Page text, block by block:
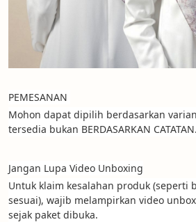
PEMESANAN
Mohon dapat dipilih berdasarkan
tersedia bukan BERDASARKAN CATATAN.
Jangan Lupa Video Unboxing
Untuk klaim kesalahan produk (seperti
sesuai), wajib melampirkan video
sejak paket dibuka.